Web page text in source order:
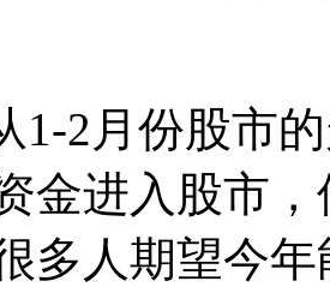
1-2月份股市
金进入股市
多人期望今